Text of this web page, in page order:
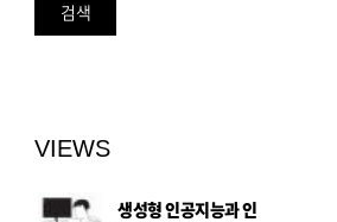
VIEWS
생성형 인공지능과 인